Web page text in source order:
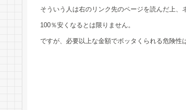
そういう人は右のリンク先のページを読んだ上、
100％安くなるとは限りません。
ですが、必要以上な金額でボッタくられる危険性